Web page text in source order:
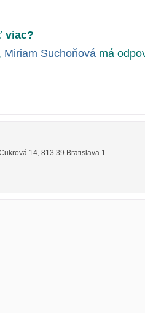
viac?
Miriam Suchoňová má
14, 813 39 Bratislava 1